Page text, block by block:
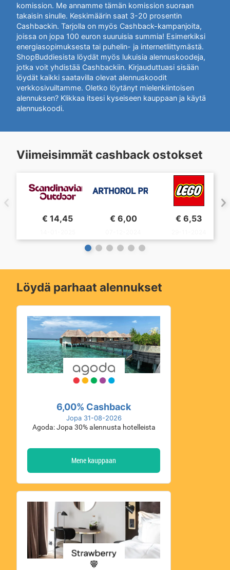
komission. Me annamme tämän komission suoraan
takaisin sinulle. Keskimäärin saat 3-20 prosentin
Cashbackin. Tarjolla on myös Cashback-kampanjoita,
joissa on jopa 100 euron suuruisia summia! Esimerkiksi
energiasopimuksesta tai puhelin- ja internetliittymästä.
ShopBuddiesista löydät myös lukuisia alennuskoodeja,
jotka voit yhdistää Cashbackiin. Kirjauduttuasi sisään
löydät kaikki saatavilla olevat alennuskoodit
verkkosivuiltamme. Oletko löytänyt mielenkiintoisen
alennuksen? Klikkaa itsesi kyseiseen kauppaan ja käytä
alennuskoodi.
Viimeisimmät cashback ostokset
€ 14,45 € 6,00 € 6,53
Löydä parhaat alennukset
6,00% Cashback
Jopa 31-08-2026
Agoda: Jopa 30% alennusta hotelleista
Mene kauppaan